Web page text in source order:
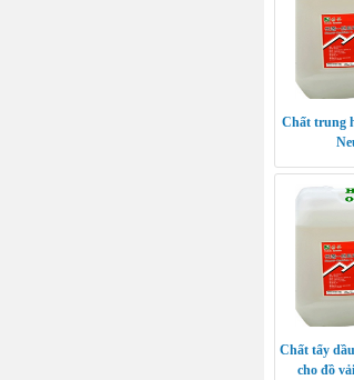
Chất trung
Chất tẩy
cho đồ